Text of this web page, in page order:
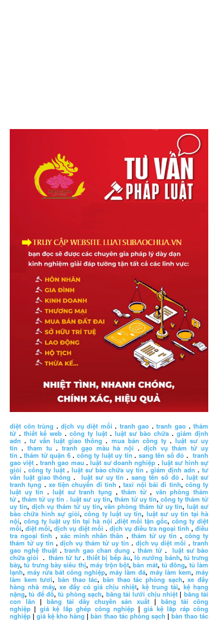
diệt côn trùng .dịch vụ diệt mối . tranh gao .tranh gao .thám
tử. thiết kế web . công ty luật . luật sư bào chữa .giám định
adn .tư vấn luật giao thông. mua bán công ty. luật sư uy
tín . tham tu .tranh gạo màu hà nội .dịch vụ thám tử uy
tín .thám tử quận 6. công ty luật uy tín . sang tên sổ đỏ .tranh
gao việt .tranh gao mau .luật sư doanh nghiệp .luật sư hình sự
giỏi . công ty luật. luật sư bào chữa uy tín .giám định adn .tư
vấn luật giao thông .luật sư uy tín .sang tên sổ đỏ.luật sư
tranh tụng . xe tiện chuyến đi tỉnh ,taxi nội bài đi tỉnh, công ty
luật uy tín .luật sư tranh tụng ,thám tử, văn phòng thám
tử,thám tử uy tín . luật sư uy tín, thám tử uy tín, công ty thám tử
uy tín, dịch vụ thám tử uy tín,văn phòng thám tử uy tín,luật sư
bào chữa hình sự giỏi,công ty luật uy tín, luật sư uy tín tại hà
nội,công ty luật uy tín tại hà nội .diệt mối tận gốc, công ty diệt
mối,diệt mối,dịch vụ diệt mối .dịch vụ điều tra ngoại tình ,điều
tra ngoại tình ,xác minh nhân thân ,thám tử uy tín , công ty
thám tử uy tín ,dịch vụ thám tử uy tín . dịch vụ diệt mối .tranh
gao nghệ thuật.tranh gao chan dung . thám tử.luật sư bào
chữa giỏi .thám tử tư.thiết bị bếp âu,lò nướng bánh, tủ trưng
bày,tủ trưng bày siêu thị,máy trộn bột,bàn mát,tủ đông, tủ làm
lạnh, máy rửa bát công nghiệp, máy làm đá, máy làm kem, máy
làm kem tươi,bàn thao tác,bàn thao tác phòng sạch,xe đẩy
hàng nhà máy, xe đẩy có giá chịu nhiệt, kệ trung tải, kệ hạng
nặng,tủ để đồ,tủ phòng sạch, băng tải lưới chịu nhiệt| băng tải
con lăn | băng tải dây chuyền sản xuất | băng tải công
nghiệp | giá kệ lắp ghép công nghiệp |giá kệ lắp ráp công
nghiệp |giá kệ kho hàng |bàn thao tác phòng sạch | bàn thao tác